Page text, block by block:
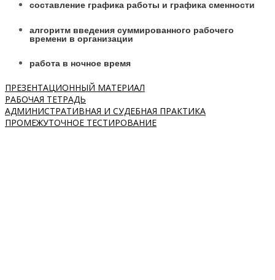
составление графика работы и графика сменности
алгоритм введения суммированного рабочего
времени в организации
работа в ночное время
ПРЕЗЕНТАЦИОННЫЙ МАТЕРИАЛ
РАБОЧАЯ ТЕТРАДЬ
АДМИНИСТРАТИВНАЯ И СУДЕБНАЯ ПРАКТИКА
ПРОМЕЖУТОЧНОЕ ТЕСТИРОВАНИЕ